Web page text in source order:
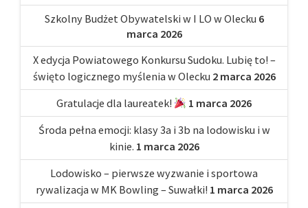
Szkolny Budżet Obywatelski w I LO w Olecku 6
marca 2026
X edycja Powiatowego Konkursu Sudoku. Lubię to! –
święto logicznego myślenia w Olecku 2 marca 2026
Gratulacje dla laureatek!
1 marca 2026
Środa pełna emocji: klasy 3a i 3b na lodowisku i w
kinie. 1 marca 2026
Lodowisko – pierwsze wyzwanie i sportowa
rywalizacja w MK Bowling – Suwałki! 1 marca 2026